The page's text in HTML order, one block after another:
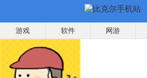
游戏 软件 网游